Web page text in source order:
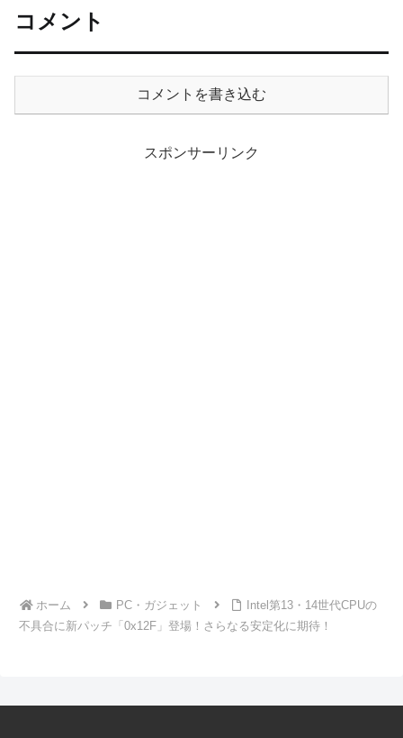
コメント
コメントを書き込む
スポンサーリンク
ホーム PC・ガジェット
Intel第13・14世代CPUの
不具合に新パッチ「0x12F」登場！さらなる安定化に期待！